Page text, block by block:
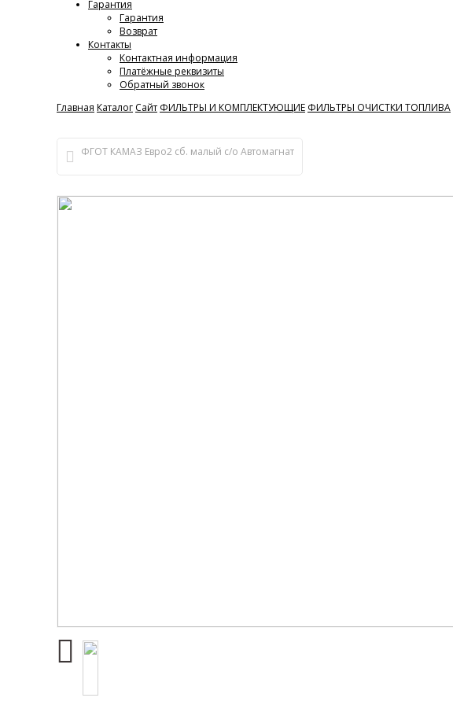
Гарантия
Гарантия
Возврат
Контакты
Контактная информация
Платёжные реквизиты
Обратный звонок
Главная Каталог Сайт ФИЛЬТРЫ И КОМПЛЕКТУЮЩИЕ ФИЛЬТРЫ ОЧИСТКИ ТОПЛИВА
ФГОТ КАМАЗ Евро2 сб. малый с/о Автомагнат